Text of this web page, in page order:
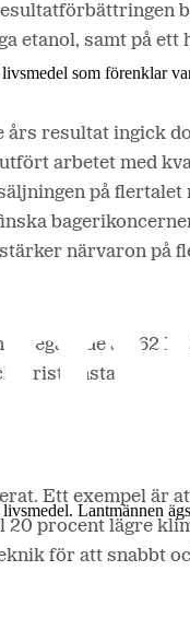
som förenklar
Lantmännen
etanol, samt på ett
resultat ingick
arbetet med
på
närvaron på
år: 62
Kristianstad.
Ett exempel är
procent lägre
för att snabbt